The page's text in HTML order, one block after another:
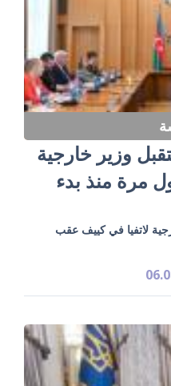
وزير خارجية
مرة منذ بدء
لاتفيا في كييف عقب